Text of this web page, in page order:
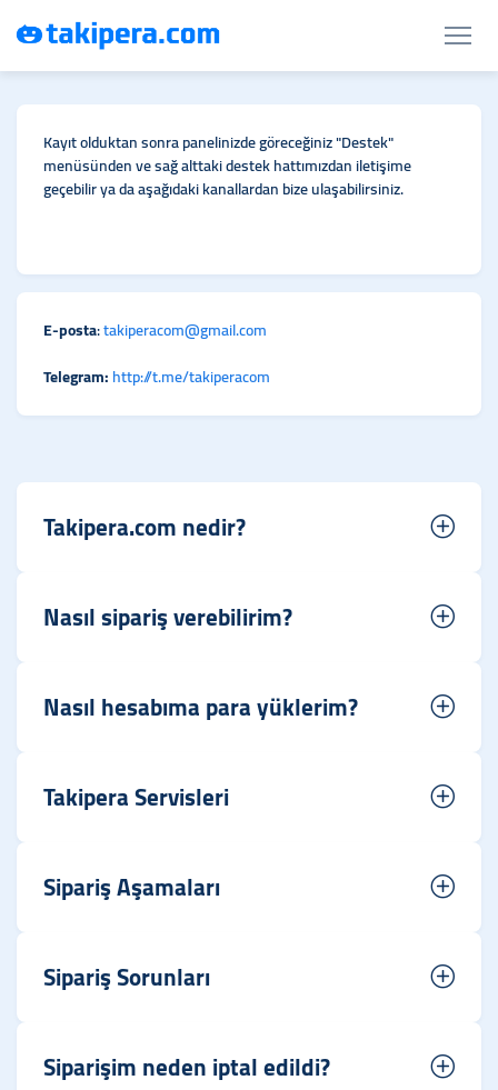
Kayıt olduktan sonra panelinizde göreceğiniz "Destek"
menüsünden ve sağ alttaki destek hattımızdan iletişime
geçebilir ya da aşağıdaki kanallardan bize ulaşabilirsiniz.
E-posta:takiperacom@gmail.com
Telegram:http://t.me/takiperacom
Takipera.com nedir?
Nasıl sipariş verebilirim?
Nasıl hesabıma para yüklerim?
Takipera Servisleri
Sipariş Aşamaları
Sipariş Sorunları
Siparişim neden iptal edildi?